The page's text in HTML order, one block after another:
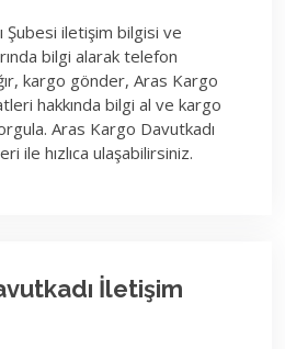
Şubesi iletişim bilgisi ve
bilgi alarak telefon
kargo gönder, Aras Kargo
hakkında bilgi al ve kargo
Aras Kargo Davutkadı
ile hızlıca ulaşabilirsiniz.
İletişim